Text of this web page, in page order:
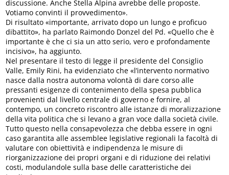
discussione. Anche Stella Alpina avrebbe delle proposte.
Votiamo convinti il provvedimento».
Di risultato «importante, arrivato dopo un lungo e proficuo
dibattito», ha parlato Raimondo Donzel del Pd. «Quello che è
importante è che ci sia un atto serio, vero e profondamente
incisivo», ha aggiunto.
Nel presentare il testo di legge il presidente del Consiglio
Valle, Emily Rini, ha evidenziato che «l’intervento normativo
nasce dalla nostra autonoma volontà di dare corso alle
pressanti esigenze di contenimento della spesa pubblica
provenienti dal livello centrale di governo e fornire, al
contempo, un concreto riscontro alle istanze di moralizzazione
della vita politica che si levano a gran voce dalla società civile.
Tutto questo nella consapevolezza che debba essere in ogni
caso garantita alle assemblee legislative regionali la facoltà di
valutare con obiettività e indipendenza le misure di
riorganizzazione dei propri organi e di riduzione dei relativi
costi, modulandole sulla base delle caratteristiche dei